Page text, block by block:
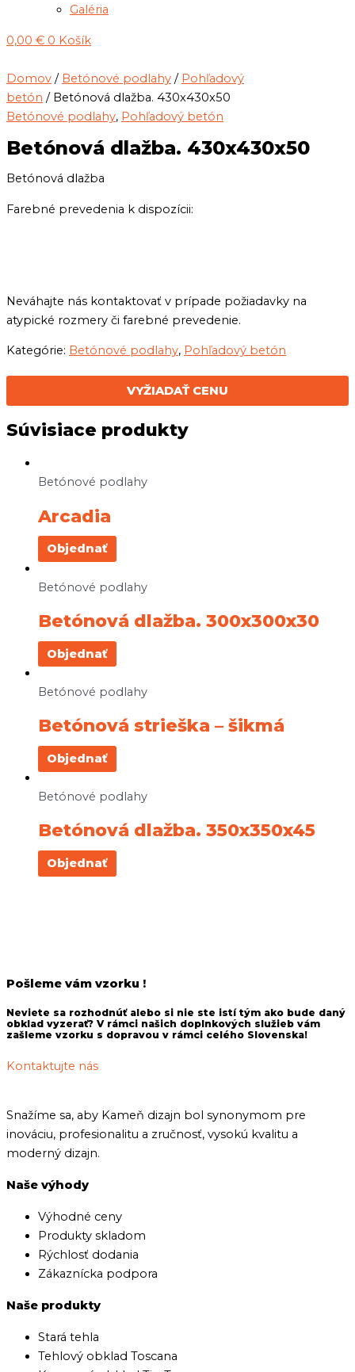
Galéria
0,00 € 0 Košík
Domov / Betónové podlahy / Pohľadový
betón / Betónová dlažba. 430x430x50
Betónové podlahy, Pohľadový betón
Betónová dlažba. 430x430x50
Betónová dlažba
Farebné prevedenia k dispozícii:
Neváhajte nás kontaktovať v prípade požiadavky na
atypické rozmery či farebné prevedenie.
Kategórie: Betónové podlahy, Pohľadový betón
VYŽIADAŤ CENU
Súvisiace produkty
Betónové podlahy
Arcadia
Objednať
Betónové podlahy
Betónová dlažba. 300x300x30
Objednať
Betónové podlahy
Betónová strieška – šikmá
Objednať
Betónové podlahy
Betónová dlažba. 350x350x45
Objednať
Pošleme vám vzorku !
Neviete sa rozhodnúť alebo si nie ste istí tým ako bude daný
obklad vyzerať? V rámci našich doplnkových služieb vám
zašleme vzorku s dopravou v rámci celého Slovenska!
Kontaktujte nás
Snažíme sa, aby Kameň dizajn bol synonymom pre
inováciu, profesionalitu a zručnosť, vysokú kvalitu a
moderný dizajn.
Naše výhody
Výhodné ceny
Produkty skladom
Rýchlosť dodania
Zákaznícka podpora
Naše produkty
Stará tehla
Tehlový obklad Toscana